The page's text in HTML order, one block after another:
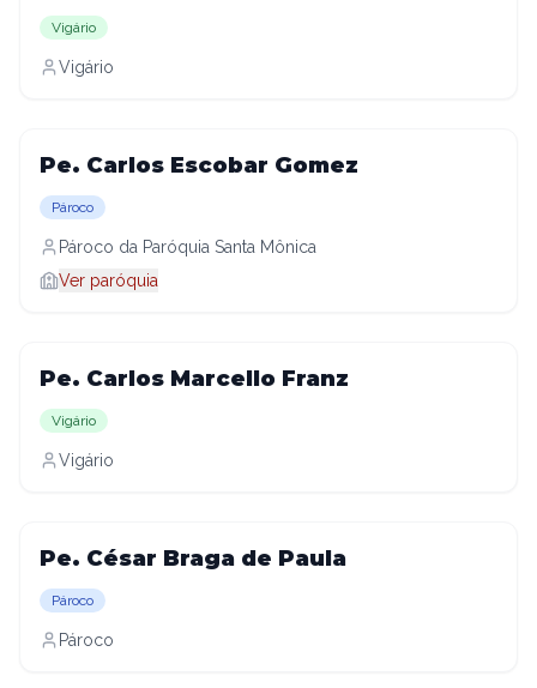
Vigário
Vigário
Pe. Carlos Escobar Gomez
Pároco
Pároco da Paróquia Santa Mônica
Ver paróquia
Pe. Carlos Marcello Franz
Vigário
Vigário
Pe. César Braga de Paula
Pároco
Pároco